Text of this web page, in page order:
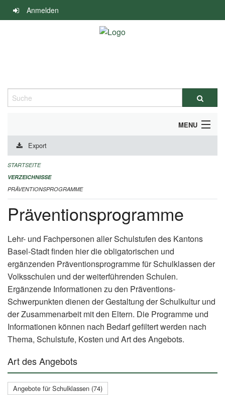
Navigation
überspringen
Anmelden
Suche
MENU
DURCHFÜHRUNG UND FINANZIERUNG
IMPRESSUM
Export
STARTSEITE
VERZEICHNISSE
PRÄVENTIONSPROGRAMME
Präventionsprogramme
Lehr- und Fachpersonen aller Schulstufen des Kantons
Basel-Stadt finden hier die obligatorischen und
ergänzenden Präventionsprogramme für Schulklassen der
Volksschulen und der weiterführenden Schulen.
Ergänzende Informationen zu den Präventions-
Schwerpunkten dienen der Gestaltung der Schulkultur und
der Zusammenarbeit mit den Eltern. Die Programme und
Informationen können nach Bedarf gefiltert werden nach
Thema, Schulstufe, Kosten und Art des Angebots.
Art des Angebots
Angebote für Schulklassen (74)